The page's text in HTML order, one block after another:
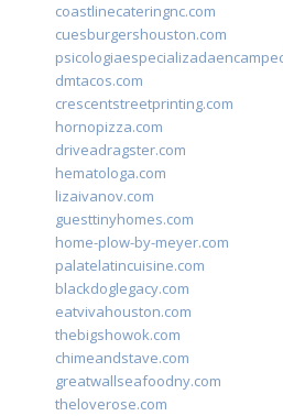
coastlinecateringnc.com
cuesburgershouston.com
dmtacos.com
crescentstreetprinting.com
hornopizza.com
driveadragster.com
hematologa.com
lizaivanov.com
guesttinyhomes.com
home-plow-by-meyer.com
palatelatincuisine.com
blackdoglegacy.com
eatvivahouston.com
thebigshowok.com
chimeandstave.com
greatwallseafoodny.com
theloverose.com